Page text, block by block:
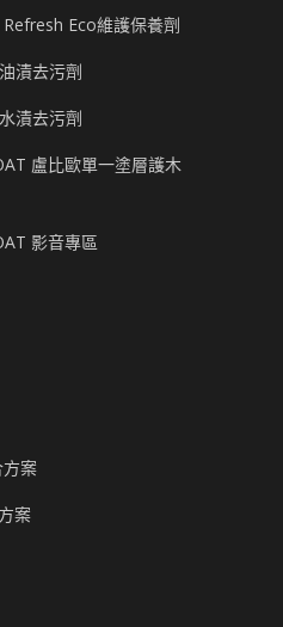
Eco維護保養劑
漬去污劑
漬去污劑
盧比歐單一塗層護木
影音專區
案
案